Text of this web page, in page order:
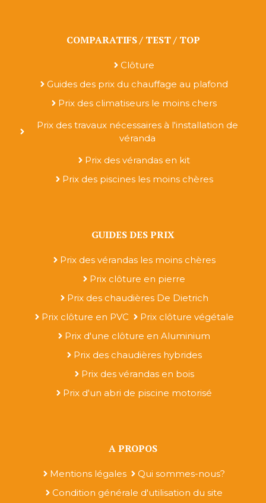
COMPARATIFS / TEST / TOP
Clôture
Guides des prix du chauffage au plafond
Prix des climatiseurs le moins chers
Prix des travaux nécessaires à l'installation de
véranda
Prix des vérandas en kit
Prix des piscines les moins chères
GUIDES DES PRIX
Prix des vérandas les moins chères
Prix clôture en pierre
Prix des chaudières De Dietrich
Prix clôture en PVC
Prix clôture végétale
Prix d'une clôture en Aluminium
Prix des chaudières hybrides
Prix des vérandas en bois
Prix d'un abri de piscine motorisé
A PROPOS
Mentions légales
Qui sommes-nous?
Condition générale d'utilisation du site